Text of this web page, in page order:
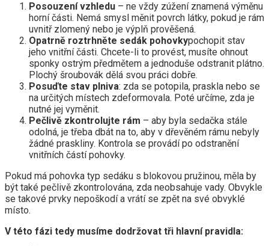
Posouzení vzhledu – ne vždy zúžení znamená výměnu
horní části. Nemá smysl měnit povrch látky, pokud je rám
uvnitř zlomený nebo je výplň prověšená.
Opatrně roztrhněte sedák pohovkypochopit stav
jeho vnitřní části. Chcete-li to provést, musíte ohnout
sponky ostrým předmětem a jednoduše odstranit plátno.
Plochý šroubovák dělá svou práci dobře.
Posuďte stav plniva: zda se potopila, praskla nebo se
na určitých místech zdeformovala. Poté určíme, zda je
nutné jej vyměnit.
Pečlivě zkontrolujte rám – aby byla sedačka stále
odolná, je třeba dbát na to, aby v dřevěném rámu nebyly
žádné praskliny. Kontrola se provádí po odstranění
vnitřních částí pohovky.
Pokud má pohovka typ sedáku s blokovou pružinou, měla by
být také pečlivě zkontrolována, zda neobsahuje vady. Obvykle
se takové prvky nepoškodí a vrátí se zpět na své obvyklé
místo.
V této fázi tedy musíme dodržovat tři hlavní pravidla: